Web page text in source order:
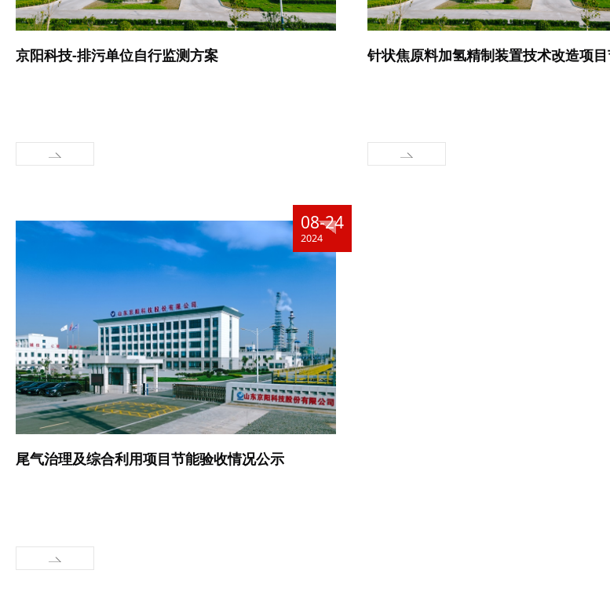
京阳科技-排污单位自行监测方案
08-24
2024
尾气治理及综合利用项目节能验收情况公示